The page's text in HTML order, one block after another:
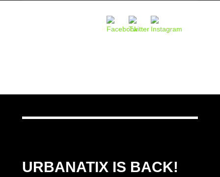
URBANATIX IS BACK!